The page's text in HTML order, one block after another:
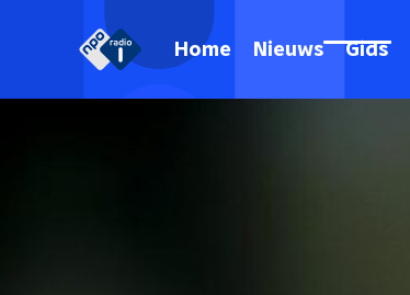
Home Nieuws Gids